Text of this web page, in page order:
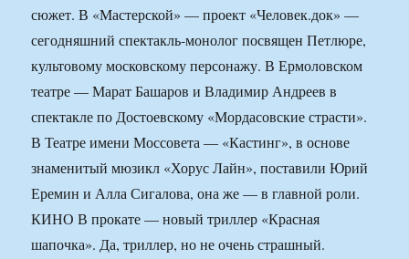
сюжет. В «Мастерской» — проект «Человек.док» —
сегодняшний спектакль-монолог посвящен Петлюре,
культовому московскому персонажу. В Ермоловском
театре — Марат Башаров и Владимир Андреев в
спектакле по Достоевскому «Мордасовские страсти».
В Театре имени Моссовета — «Кастинг», в основе
знаменитый мюзикл «Хорус Лайн», поставили Юрий
Еремин и Алла Сигалова, она же — в главной роли.
КИНО В прокате — новый триллер «Красная
шапочка». Да, триллер, но не очень страшный.